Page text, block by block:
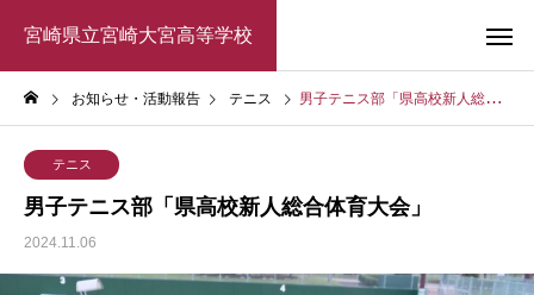
宮崎県立宮崎大宮高等学校
お知らせ・活動報告 テニス 男子テニス部「県高校新人総合体育大会」
テニス
男子テニス部「県高校新人総合体育大会」
2024.11.06